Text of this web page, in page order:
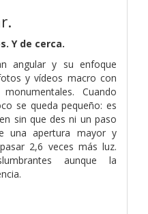
Y de cerca.
angular y su enfoque
y vídeos macro con
Cuando
se queda pequeño: es
sin que des ni un paso
una apertura mayor y
2,6 veces más luz.
aunque la